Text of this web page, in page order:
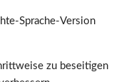
Sprache-Version
zu beseitigen